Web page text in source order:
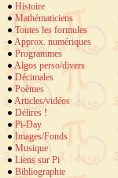
Histoire
Mathématiciens
Toutes les formules
Approx. numériques
Programmes
Algos perso/divers
Décimales
Poèmes
Articles/vidéos
Délires !
Pi-Day
Images/Fonds
Musique
Liens sur Pi
Bibliographie